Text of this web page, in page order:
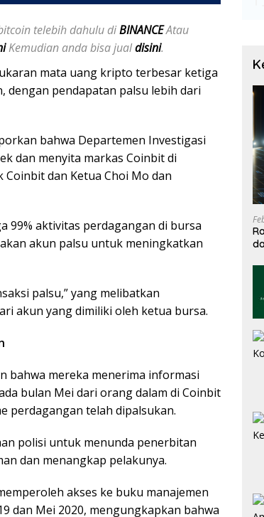
telebih dahulu diBINANCEAtau
Kemudian anda bisa jualdisini.
mata uang kripto terbesar ketiga
dengan pendapatan palsu lebih dari
bahwa Departemen Investigasi
dan menyita markas Coinbit di
dan Ketua Choi Mo dan
99% aktivitas perdagangan di bursa
akun palsu untuk meningkatkan
palsu,” yang melibatkan
akun yang dimiliki oleh ketua bursa.
bahwa mereka menerima informasi
bulan Mei dari orang dalam di Coinbit
perdagangan telah dipalsukan.
polisi untuk menunda penerbitan
dan menangkap pelakunya.
akses ke buku manajemen
dan Mei 2020, mengungkapkan bahwa